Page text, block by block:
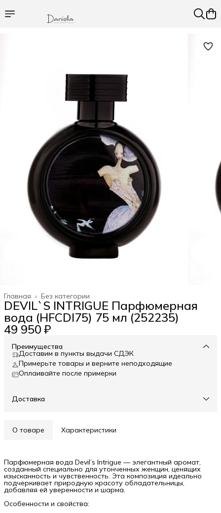
Без категории
Главная ›
DEVIL`S INTRIGUE Парфюмерная
вода (HFCDI75) 75 мл (252235)
49 950 ₽
Преимущества
Доставим в пункты выдачи СДЭК
Примерьте товары и верните неподходящие
Оплаивайте после примерки
Доставка
О товаре Характеристики
Парфюмерная вода Devil’s Intrigue — элегантный аромат,
созданный специально для утонченных женщин, ценящих
изысканность и чувственность. Эта композиция идеально
подчеркивает природную красоту обладательницы,
добавляя ей уверенности и шарма.
Особенности и свойства: